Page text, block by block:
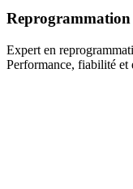
Expert en
Performance, fiabilité et